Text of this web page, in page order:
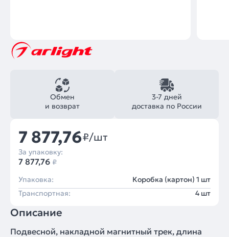
3-7 дней
доставка по России
Обмен
и возврат
7 877,76₽/шт
За упаковку:
7 877,76 ₽
Упаковка:
Коробка (картон) 1 шт
Транспортная:
4 шт
Описание
Подвесной, накладной магнитный трек, длина